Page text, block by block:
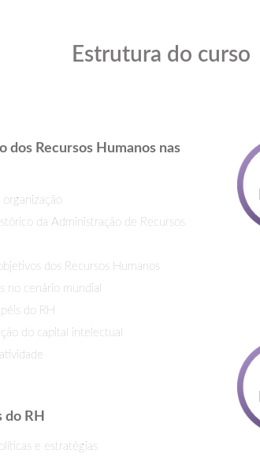
Estrutura do curso
dos Recursos Humanos nas
da Administração de Recursos
dos Recursos Humanos
no cenário mundial
do RH
do capital intelectual
do RH
e estratégias